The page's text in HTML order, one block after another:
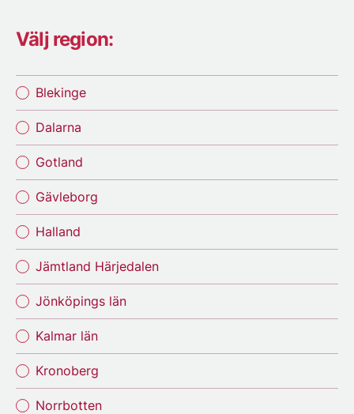
Välj region:
Blekinge
Dalarna
Gotland
Gävleborg
Halland
Jämtland Härjedalen
Jönköpings län
Kalmar län
Kronoberg
Norrbotten